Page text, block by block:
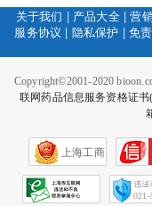
关于我们 | 产品大全|营
服务协议 | 隐私保护 |免
Copyright©2001-2020
联网药品信息服务资格证
上海工商
021-